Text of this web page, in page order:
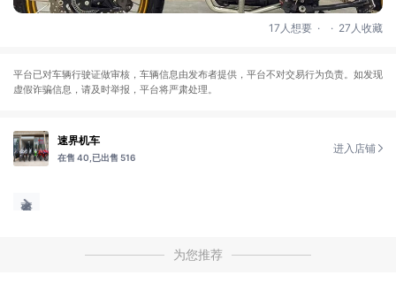
17人想要 . . 27人收藏
平台已对车辆行驶证做审核，车辆信息由发布者提供，平台不对交易行为负责。如发现
虚假诈骗信息，请及时举报，平台将严肃处理。
速界机车
在售 40, 已出售 516
进入店铺
为您推荐